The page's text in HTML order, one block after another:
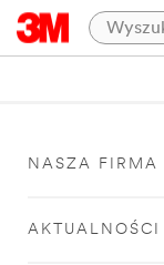
NASZA FIRMA
AKTUALNOŚCI